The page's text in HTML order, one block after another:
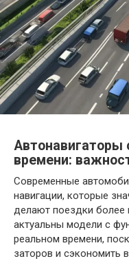
Автонавигаторы
времени:
Современные
навигации, которые
делают поездки
актуальны модели с
реальном времени,
заторов и сэкономить